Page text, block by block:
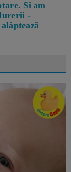
Si am
-